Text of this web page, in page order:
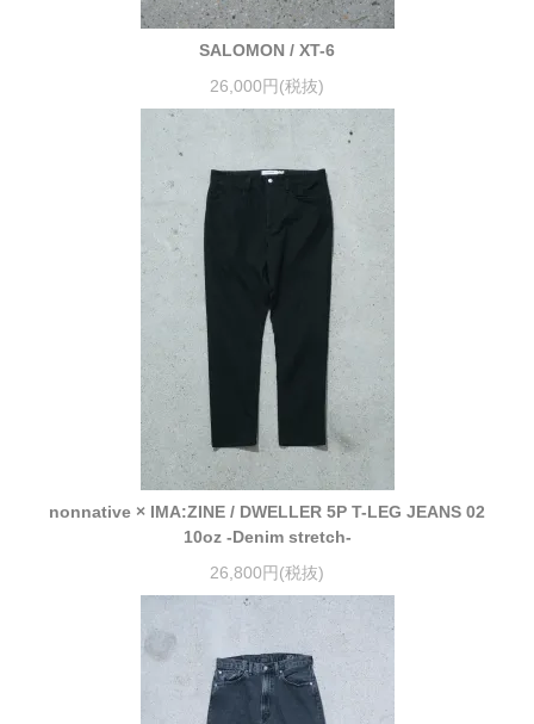
SALOMON / XT-6
26,000円(税抜)
nonnative × IMA:ZINE / DWELLER 5P T-LEG JEANS 02
10oz -Denim stretch-
26,800円(税抜)